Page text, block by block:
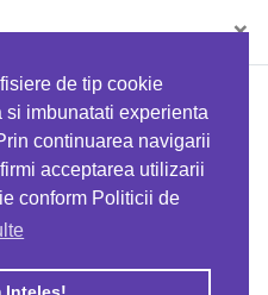
de tip cookie
si imbunatati experienta
continuarea navigarii
acceptarea utilizarii
conform Politicii de
×
folosind codul
acum